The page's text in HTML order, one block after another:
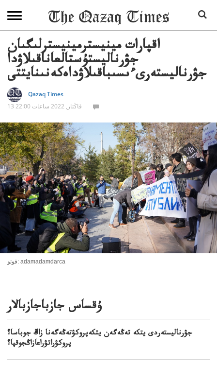
اقپارات مينيسترمينيسترلىگىان
جۋرناليستۇستالعاناقىلاۋدا
جۋرناليستەرىءىسىباقىلاۋداەكەنىنايتتى
Qazaq Times
13 قاڭتار, 2022 ساعات 22:00
فوتو: adamadamdarca
ۇقساس جازباجازبالار
جۋرناليستەردى يتكە تەڭەگەن يتكەپروكۋتەڭەگەنا زاڭ جوباسا؟
پروكۋراتۋراعازاڭجوقپا؟